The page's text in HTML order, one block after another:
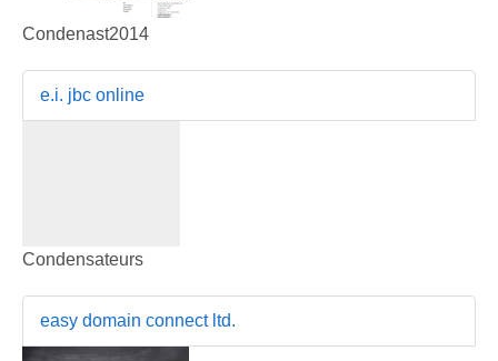
Condenast2014
e.i. jbc online
Condensateurs
easy domain connect ltd.